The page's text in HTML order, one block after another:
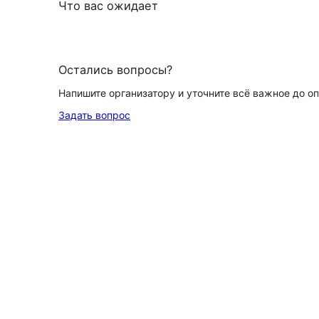
Что вас ожидает
Остались вопросы?
Напишите организатору и уточните всё важное до
Задать вопрос